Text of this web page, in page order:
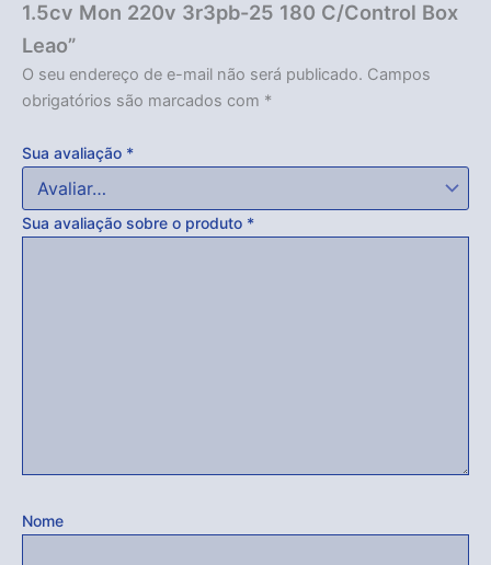
1.5cv Mon 220v 3r3pb-25 180 C/Control Box
Leao”
O seu endereço de e-mail não será publicado. Campos
obrigatórios são marcados com *
Sua avaliação *
Sua avaliação sobre o produto *
Nome